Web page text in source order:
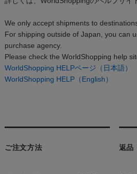
We only accept shipments to
For shipping outside of Japan, you can
purchase agency.
Please check the WorldShopping help
WorldShopping HELPページ（日本語）
WorldShopping HELP（English）
ご注文方法 返品